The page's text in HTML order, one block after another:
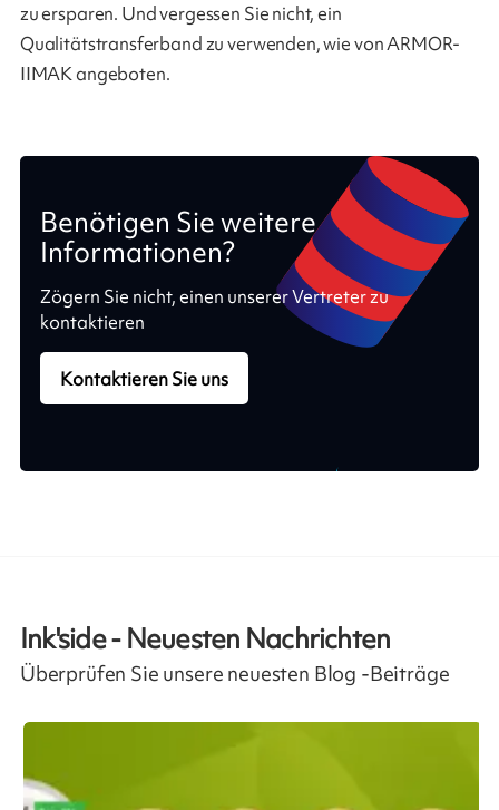
zu ersparen. Und vergessen Sie nicht, ein
Qualitätstransferband zu verwenden, wie von ARMOR-
IIMAK angeboten.
Benötigen Sie weitere
Informationen?
Zögern Sie nicht, einen unserer Vertreter zu
kontaktieren
Kontaktieren Sie uns
Ink'side - Neuesten Nachrichten
Überprüfen Sie unsere neuesten Blog -Beiträge